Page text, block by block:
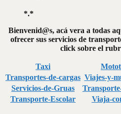
*.*
Bienvenid@s, acá vera a todas
ofrecer sus servicios de
click sobre el
Taxi
Transportes-de-cargas Viajes-y-
Servicios-de-Gruas
Transporte-Escolar
Viaja-